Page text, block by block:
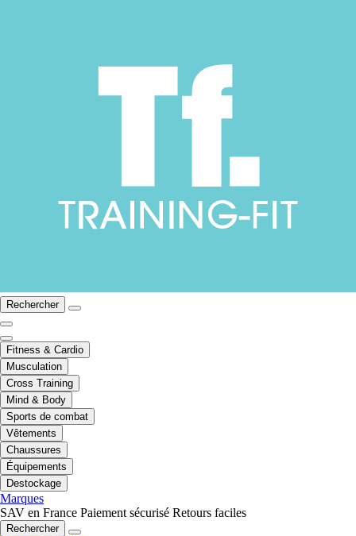
Rechercher
Fitness & Cardio
Musculation
Cross Training
Mind & Body
Sports de combat
Vêtements
Chaussures
Équipements
Destockage
Marques
SAV en France Paiement sécurisé Retours faciles
Rechercher